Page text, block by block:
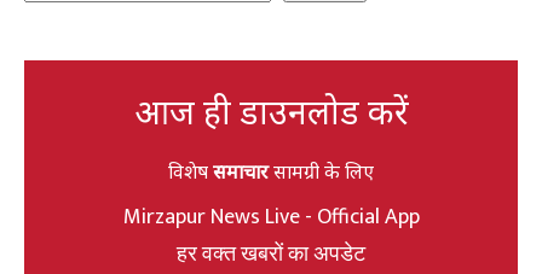
आज ही डाउनलोड करें
विशेषसमाचारसामग्री के लिए
Mirzapur News Live - Official App
हर वक्त खबरों का अपडेट